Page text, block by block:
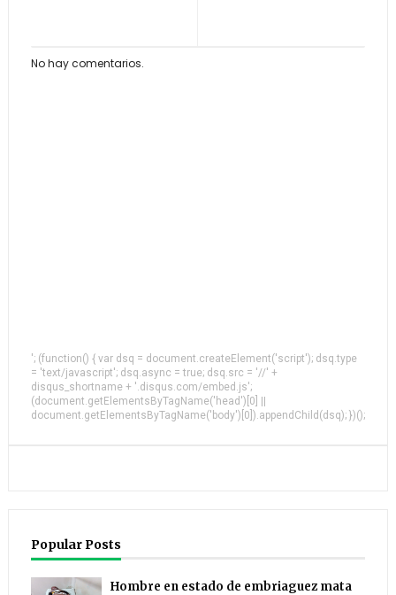
No hay comentarios.
'; (function() { var dsq = document.createElement('script'); dsq.type
= 'text/javascript'; dsq.async = true; dsq.src = '//' +
disqus_shortname + '.disqus.com/embed.js';
(document.getElementsByTagName('head')[0] ||
document.getElementsByTagName('body')[0]).appendChild(dsq); })();
Popular Posts
Hombre en estado de embriaguez mata